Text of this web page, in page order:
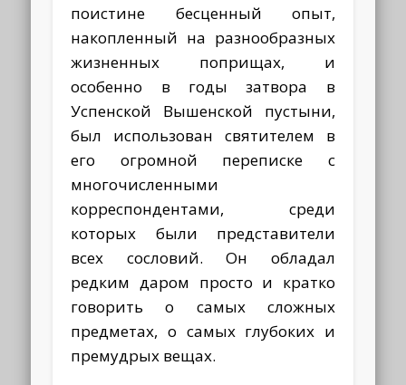
поистине бесценный опыт,
накопленный на разнообразных
жизненных поприщах, и
особенно в годы затвора в
Успенской Вышенской пустыни,
был использован святителем в
его огромной переписке с
многочисленными
корреспондентами, среди
которых были представители
всех сословий. Он обладал
редким даром просто и кратко
говорить о самых сложных
предметах, о самых глубоких и
премудрых вещах.